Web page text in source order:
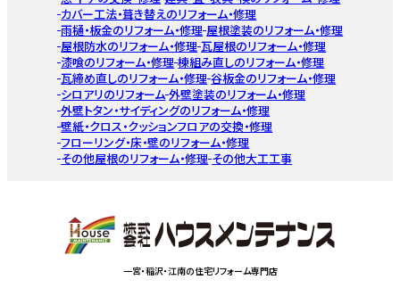
カバー工法・葺き替えのリフォーム・修理
雨樋・板金のリフォーム・修理 屋根塗装のリフォーム・修理
屋根防水のリフォーム・修理 瓦屋根のリフォーム・修理
漆喰のリフォーム・修理 棟組み直しのリフォーム・修理
瓦締め直しのリフォーム・修理 谷板金のリフォーム・修理
シロアリのリフォーム 外壁塗装のリフォーム・修理
外壁トタン・サイディングのリフォーム・修理
壁紙・クロス・クッションフロアの交換・修理
フローリング・床・壁のリフォーム・修理
その他屋根のリフォーム・修理 その他大工工事
一宮・稲沢・江南の住宅リフォーム専門店